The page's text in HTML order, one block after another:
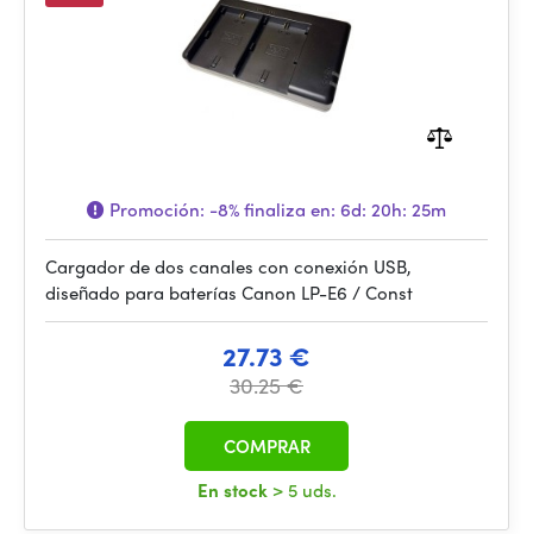
Promoción: -8%finaliza en: 6d: 20h: 25m
Cargador de dos canales con conexión USB,
diseñado para baterías Canon LP-E6 / Const
27.73 €
30.25 €
En stock > 5 uds.
COMPRAR